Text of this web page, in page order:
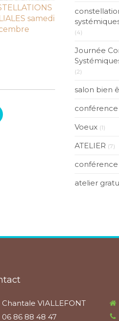
samedi
(4)
Journée
(2)
salon bien
Voeux (1)
ATELIER (7)
atelier
Chantale VIALLEFONT
06 86 88 48 47